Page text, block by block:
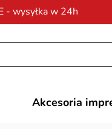
- wysyłka w 24h
od 200 zł
Akcesoria